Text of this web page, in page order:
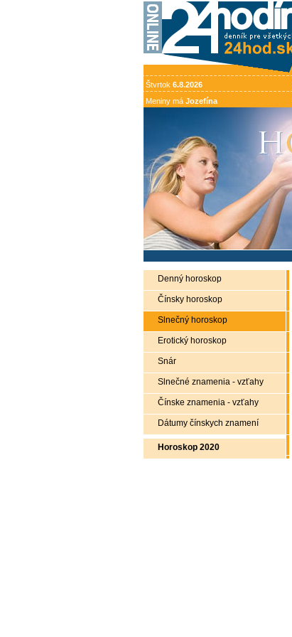
Štvrtok 6.8.2026
Meniny má Jozefína
Denný horoskop
Čínsky horoskop
Slnečný horoskop
Erotický horoskop
Snár
Slnečné znamenia - vzťahy
Čínske znamenia - vzťahy
Dátumy čínskych znamení
Horoskop 2020